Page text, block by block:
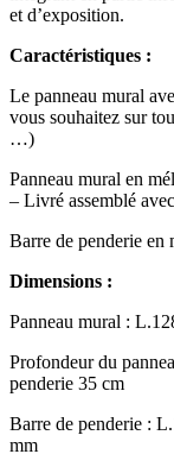
et d’exposition.
Caractéristiques :
Le panneau mural
vous souhaitez sur
…)
Panneau mural en
– Livré assemblé
Barre de penderie
Dimensions :
Panneau mural :
Profondeur du
penderie 35 cm
Barre de penderie :
mm